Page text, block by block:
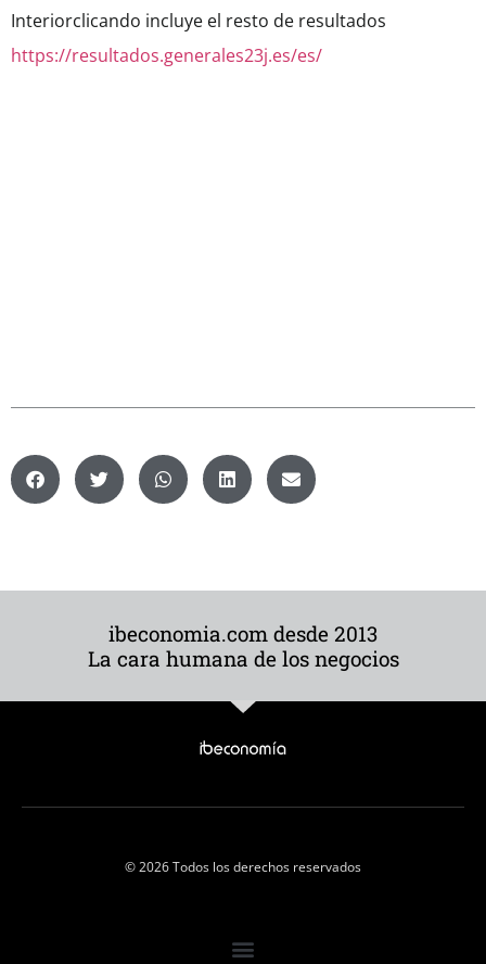
Interiorclicando incluye el resto de resultados
https://resultados.generales23j.es/es/
ibeconomia.com desde 2013
La cara humana de los negocios
© 2026 Todos los derechos reservados